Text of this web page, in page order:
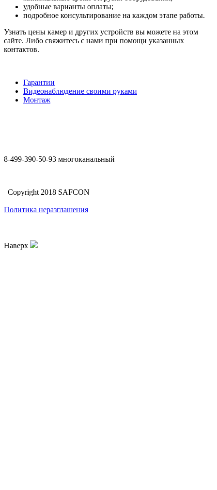
удобные варианты оплаты;
подробное консультирование на каждом этапе работы.
Узнать цены камер и других устройств вы можете на этом
сайте. Либо свяжитесь с нами при помощи указанных
контактов.
Гарантии
Видеонаблюдение своими руками
Монтаж
8-499-390-50-93 многоканальный
Copyright 2018 SAFCON
Политика неразглашения
Наверх